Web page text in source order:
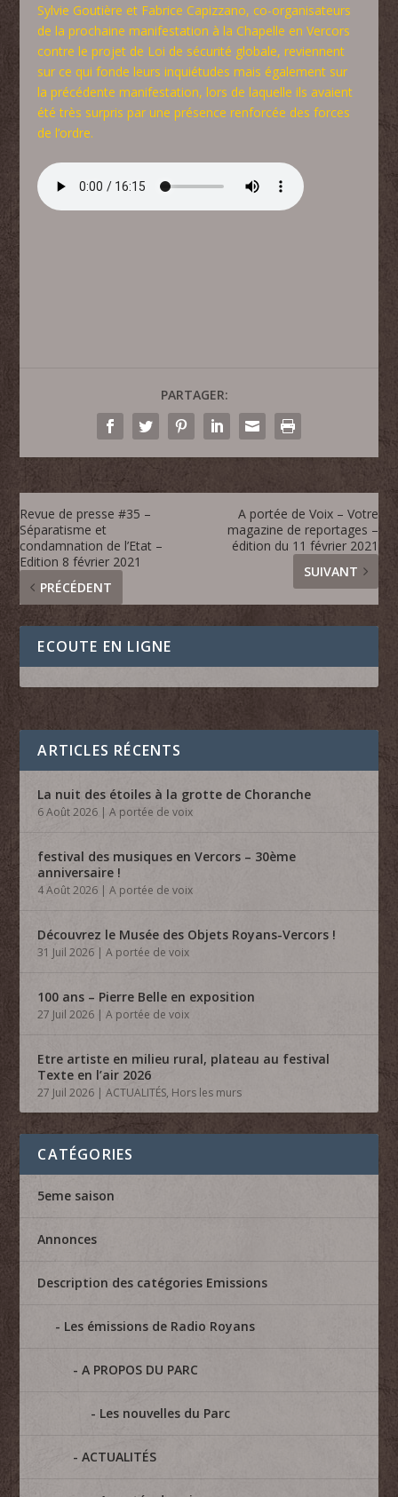
Sylvie Goutière et Fabrice Capizzano, co-organisateurs
de la prochaine manifestation à la Chapelle en Vercors
contre le projet de Loi de sécurité globale, reviennent
sur ce qui fonde leurs inquiétudes mais également sur
la précédente manifestation, lors de laquelle ils avaient
été très surpris par une présence renforcée des forces
de l’ordre.
PARTAGER:
Revue de presse #35 –
Séparatisme et
condamnation de l’Etat –
Edition 8 février 2021
PRÉCÉDENT
A portée de Voix – Votre
magazine de reportages –
édition du 11 février 2021
SUIVANT
ECOUTE EN LIGNE
ARTICLES RÉCENTS
La nuit des étoiles à la grotte de Choranche
6 Août 2026 |A portée de voix
festival des musiques en Vercors – 30ème
anniversaire !
4 Août 2026 |A portée de voix
Découvrez le Musée des Objets Royans-Vercors !
31 Juil 2026 |A portée de voix
100 ans – Pierre Belle en exposition
27 Juil 2026 |A portée de voix
Etre artiste en milieu rural, plateau au festival
Texte en l’air 2026
27 Juil 2026 |ACTUALITÉS, Hors les murs
CATÉGORIES
5eme saison
Annonces
Description des catégories Emissions
Les émissions de Radio Royans
A PROPOS DU PARC
Les nouvelles du Parc
ACTUALITÉS